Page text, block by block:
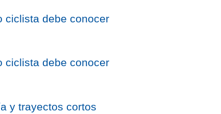
ciclista debe conocer
ciclista debe conocer
y trayectos cortos